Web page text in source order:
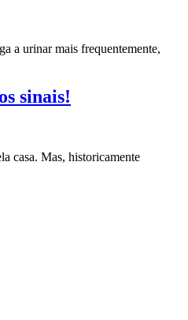
a urinar mais frequentemente,
sinais!
casa. Mas, historicamente